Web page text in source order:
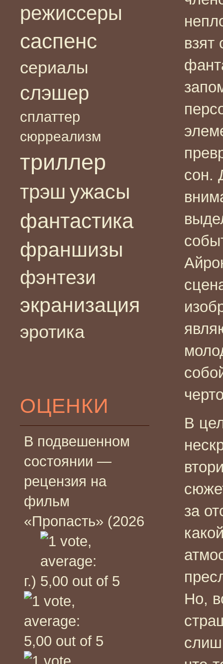
режиссеры
саспенс
сериалы
слэшер
сплаттер
сюрреализм
триллер
трэш ужасы
фантастика
франшизы
фэнтези
экранизация
эротика
ОЦЕНКИ
В подвешенном
состоянии —
рецензия на
фильм
«Пропасть» (2026
г.)
взят
сон.
В
за
Но,